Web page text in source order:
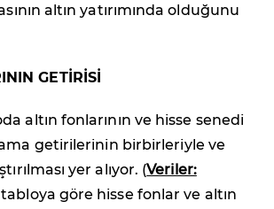
altın yatırımında olduğunu
GETİRİSİ
altın fonlarının ve hisse senedi
getirilerinin birbirleriyle ve
yer alıyor. (Veriler:
göre hisse fonlar ve altın